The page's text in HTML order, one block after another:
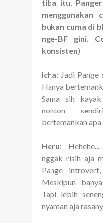
tiba itu.
menggunakan
bukan cuma di
nge-BF gini.
konsisten)
Icha: Jadi Pange
Hanya
Sama sih
nonton
bertemankan
Heru:
nggak risih aja
Pange
Meskipun
Tapi lebih
nyaman aja